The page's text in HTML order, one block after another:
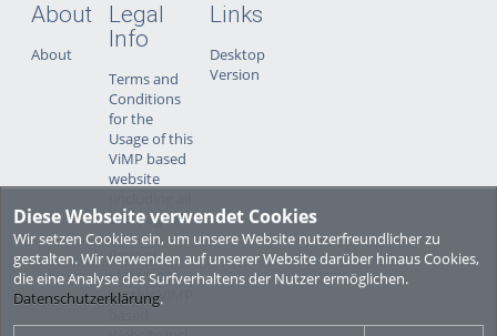
Diese Webseite verwendet Cookies
Wir setzen Cookies ein, um unsere Website nutzerfreundlicher zu
gestalten. Wir verwenden auf unserer Website darüber hinaus Cookies,
die eine Analyse des Surfverhaltens der Nutzer ermöglichen.
Datenschutzerklärung.
About
About
Legal
Info
Terms and
Conditions
for the
Usage of this
ViMP based
website
sub-pages)
Privacy
Statement
for this ViMP
Links
Desktop
Version